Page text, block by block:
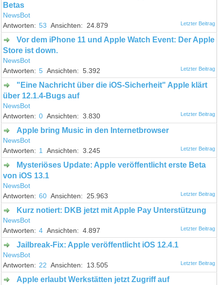
Betas
NewsBot
53
24.879
Vor dem iPhone 11 und Apple Watch Event: Der Apple
Store ist down.
NewsBot
5
5.392
"Eine Nachricht über die iOS-Sicherheit" Apple klärt
über 12.1.4-Bugs auf
NewsBot
0
3.830
Apple bring Music in den Internetbrowser
NewsBot
1
3.245
Mysteriöses Update: Apple veröffentlicht erste Beta
von iOS 13.1
NewsBot
60
25.963
Kurz notiert: DKB jetzt mit Apple Pay Unterstützung
NewsBot
4
4.897
Jailbreak-Fix: Apple veröffentlicht iOS 12.4.1
NewsBot
22
13.505
Apple erlaubt Werkstätten jetzt Zugriff auf